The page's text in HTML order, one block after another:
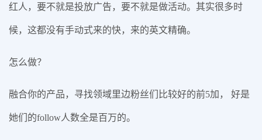
红人，要不就是投放广告，要不就是做活动。其实很多时
候，这都没有手动式来的快，来的英文精确。
怎么做？
融合你的产品，寻找领域里边粉丝们比较好的前5加， 好是
她们的follow人数全是百万的。